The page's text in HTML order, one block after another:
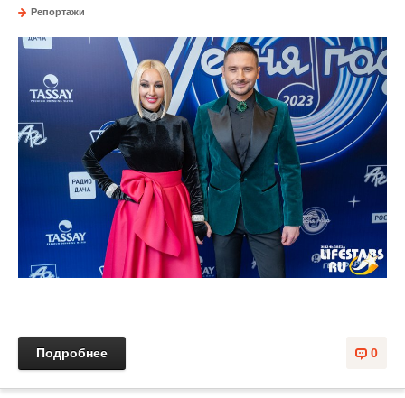
Репортажи
0
Подробнее